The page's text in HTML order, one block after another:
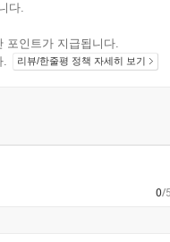
다.
포인트가 지급됩니다.
.
리뷰/한줄평 정책 자세히 보기
0/